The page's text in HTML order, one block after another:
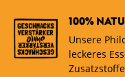
100%
Unsere
leckeres